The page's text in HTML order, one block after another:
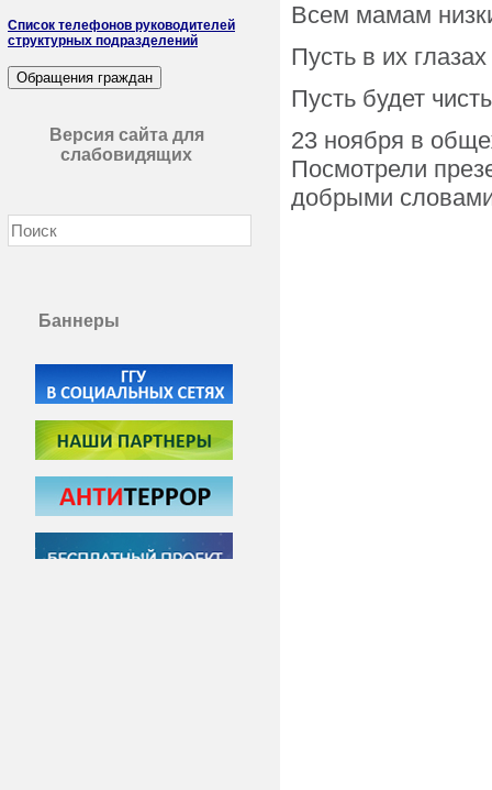
Список телефонов руководителей
структурных подразделений
Версия сайта для
слабовидящих
Баннеры
Всем мамам
Пусть в их
Пусть будет
23 ноября в
Посмотрели
добрыми